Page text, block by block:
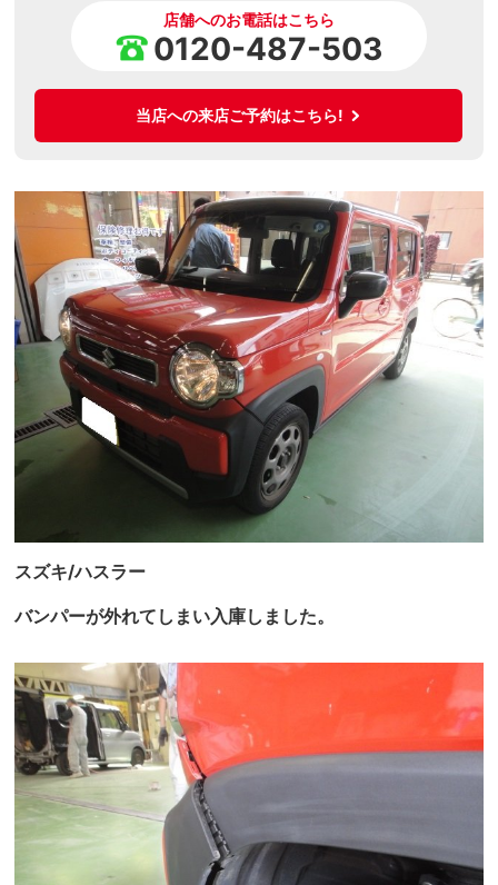
店舗へのお電話はこちら
0120-487-503
当店への来店ご予約はこちら!
スズキ/ハスラー
バンパーが外れてしまい入庫しました。